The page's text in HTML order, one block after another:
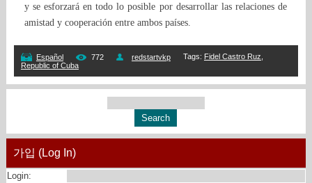
y se esforzará en todo lo posible por desarrollar las relaciones de
amistad y cooperación entre ambos países.
Español 772 redstartvkp Tags: Fidel Castro Ruz
Republic of Cuba
가입 (Log In)
Login: